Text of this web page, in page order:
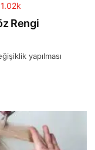
1.02k
Rengi
yapılması